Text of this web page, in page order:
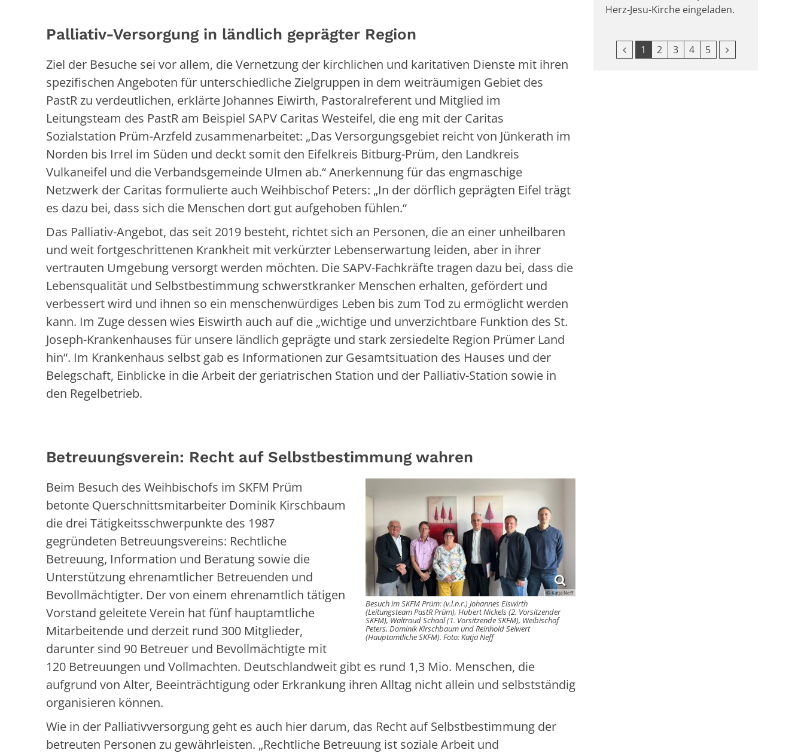
Palliativ-Versorgung in ländlich geprägter Region
Ziel der Besuche sei vor allem, die Vernetzung der kirchlichen und karitativen Dienste mit ihren
spezifischen Angeboten für unterschiedliche Zielgruppen in dem weiträumigen Gebiet des
PastR zu verdeutlichen, erklärte Johannes Eiwirth, Pastoralreferent und Mitglied im
Leitungsteam des PastR am Beispiel SAPV Caritas Westeifel, die eng mit der Caritas
Sozialstation Prüm-Arzfeld zusammenarbeitet: „Das Versorgungsgebiet reicht von Jünkerath im
Norden bis Irrel im Süden und deckt somit den Eifelkreis Bitburg-Prüm, den Landkreis
Vulkaneifel und die Verbandsgemeinde Ulmen ab.“ Anerkennung für das engmaschige
Netzwerk der Caritas formulierte auch Weihbischof Peters: „In der dörflich geprägten Eifel trägt
es dazu bei, dass sich die Menschen dort gut aufgehoben fühlen.“
Das Palliativ-Angebot, das seit 2019 besteht, richtet sich an Personen, die an einer unheilbaren
und weit fortgeschrittenen Krankheit mit verkürzter Lebenserwartung leiden, aber in ihrer
vertrauten Umgebung versorgt werden möchten. Die SAPV-Fachkräfte tragen dazu bei, dass die
Lebensqualität und Selbstbestimmung schwerstkranker Menschen erhalten, gefördert und
verbessert wird und ihnen so ein menschenwürdiges Leben bis zum Tod zu ermöglicht werden
kann. Im Zuge dessen wies Eiswirth auch auf die „wichtige und unverzichtbare Funktion des St.
Joseph-Krankenhauses für unsere ländlich geprägte und stark zersiedelte Region Prümer Land
hin“. Im Krankenhaus selbst gab es Informationen zur Gesamtsituation des Hauses und der
Belegschaft, Einblicke in die Arbeit der geriatrischen Station und der Palliativ-Station sowie in
den Regelbetrieb.
Betreuungsverein: Recht auf Selbstbestimmung wahren
© Katja Neff
Besuch im SKFM Prüm: (v.l.n.r.) Johannes Eiswirth
(Leitungsteam PastR Prüm), Hubert Nickels (2. Vorsitzender
SKFM), Waltraud Schaal (1. Vorsitzende SKFM), Weibischof
Peters, Dominik Kirschbaum und Reinhold Seiwert
(Hauptamtliche SKFM). Foto: Katja Neff
Beim Besuch des Weihbischofs im SKFM Prüm
betonte Querschnittsmitarbeiter Dominik Kirschbaum
die drei Tätigkeitsschwerpunkte des 1987
gegründeten Betreuungsvereins: Rechtliche
Betreuung, Information und Beratung sowie die
Unterstützung ehrenamtlicher Betreuenden und
Bevollmächtigter. Der von einem ehrenamtlich tätigen
Vorstand geleitete Verein hat fünf hauptamtliche
Mitarbeitende und derzeit rund 300 Mitglieder,
darunter sind 90 Betreuer und Bevollmächtigte mit
120 Betreuungen und Vollmachten. Deutschlandweit gibt es rund 1,3 Mio. Menschen, die
aufgrund von Alter, Beeinträchtigung oder Erkrankung ihren Alltag nicht allein und selbstständig
organisieren können.
Wie in der Palliativversorgung geht es auch hier darum, das Recht auf Selbstbestimmung der
betreuten Personen zu gewährleisten. „Rechtliche Betreuung ist soziale Arbeit und
Herz-Jesu-Kirche eingeladen.
Vorherige Seite
1 2 3 4 5 Nächste Seite